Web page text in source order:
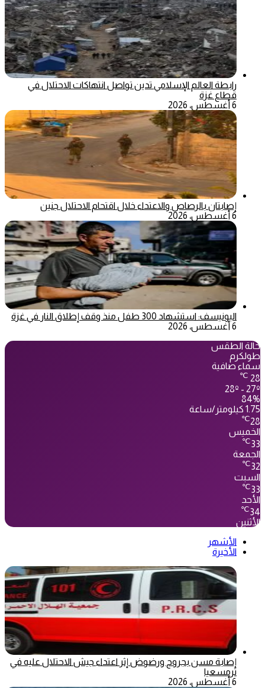
رابطة العالم الإسلامي تدين تواصل انتهاكات الاحتلال في
قطاع غزة
6 أغسطس، 2026
إصابتان بالرصاص والاعتداء خلال اقتحام الاحتلال جنين
6 أغسطس، 2026
اليونيسف: استشهاد 300 طفل منذ وقف إطلاق النار في غزة
6 أغسطس، 2026
حالة الطقس
طولكرم
سماء صافية
28
℃
28º - 27º
84%
1.75 كيلومتر/ساعة
28
℃
الخميس
33
℃
الجمعة
32
℃
السبت
33
℃
الأحد
34
℃
الأثنين
الأشهر
الأخيرة
إصابة مسن بجروح ورضوض إثر اعتداء جيش الاحتلال عليه في
ترمسعيا
6 أغسطس، 2026